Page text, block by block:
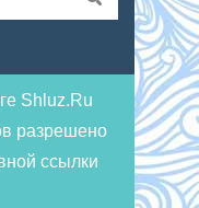
Shluz.Ru
разрешено
ссылки